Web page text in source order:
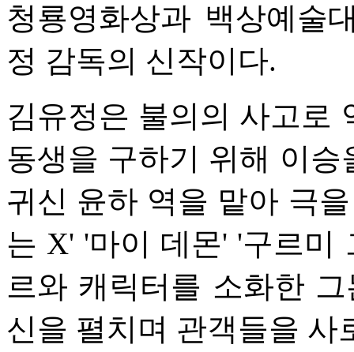
청룡영화상과 백상예술
정 감독의 신작이다.
김유정은 불의의 사고로
동생을 구하기 위해 이
귀신 윤하 역을 맡아 극
는 X' '마이 데몬' '구르미
르와 캐릭터를 소화한
신을 펼치며 관객들을 사